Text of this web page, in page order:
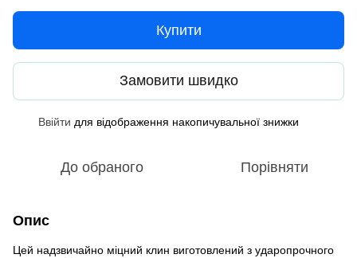
Купити
Замовити швидко
Ввійти для відображення накопичувальної знижки
До обраного Порівняти
Опис
Цей надзвичайно міцний клин виготовлений з ударопрочного